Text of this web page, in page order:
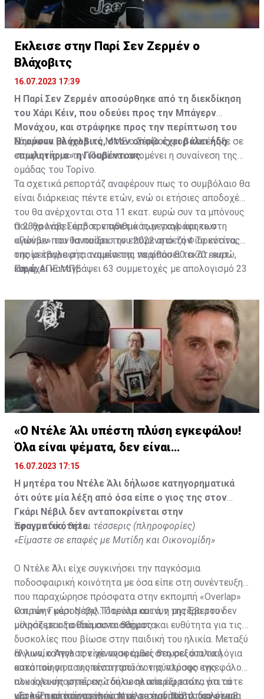
Έκλεισε στην Παρί Σεν Ζερμέν ο
Βλάχοβιτς
16.07.2023 17:39
Η Παρί Σεν Ζερμέν αποσύρθηκε από τη διεκδίκηση
του Χάρι Κέιν, που οδεύει προς την Μπάγερν
Μονάχου, και στράφηκε προς την περίπτωση του
Ντούσαν Βλάχοβιτς, στον οποίο έχει βάλει ήδη
«πωλητήριο» η Γιουβέντους.
Σύμφωνα με γαλλικά ΜΜΕ ο Σέρβος φορ κατέληξε σε
συμφωνία με την Παρί και απομένει η συναίνεση της
ομάδας του Τορίνο.
Τα σχετικά ρεπορτάζ αναφέρουν πως το συμβόλαιο θα
είναι διάρκειας πέντε ετών, ενώ οι ετήσιες αποδοχές
του θα ανέρχονται στα 11 εκατ. ευρώ συν τα μπόνους
που θα λάβει από τον αριθμό των γκολ και των
αγώνων που θα παίξει την επόμενη σεζόν. Το κόστος
της μεταγραφής αναμένεται να φθάσει τα 70 εκατ.
ευρώ.
Ο 23χρονος Σέρβος επιθετικός μεταγράφηκε στη
«Γιούβε» τον Ιανουάριο του 2022 από τη Φιορεντίνα, η
οποία έβαλε στα ταμεία της περίπου 80 εκατ. ευρώ,
και έχει καταγράψει 63 συμμετοχές με απολογισμό 23
Πηγή: ΑΠΕ ΜΠΕ
«Ο Ντέλε Άλι υπέστη πλύση εγκεφάλου!
Όλα είναι ψέματα, δεν είναι
υιοθετημένος»
16.07.2023 17:15
Η μητέρα του Ντέλε Άλι δήλωσε κατηγορηματικά
ότι ούτε μία λέξη από όσα είπε ο γιος της στον
Γκάρι Νέβιλ δεν ανταποκρίνεται στην
πραγματικότητα.
Έφυγαν δύο, θέλει τέσσερις (πληροφορίες)
«Είμαστε σε επαφές με Μυτίδη και Οικονομίδη»
Ο Ντέλε Άλι είχε συγκινήσει την παγκόσμια
ποδοσφαιρική κοινότητα με όσα είπε στη συνέντευξη
που παραχώρησε πρόσφατα στην εκπομπή «Overlap»
και τον Γκάρι Νέβιλ. Παρόλα αυτά, η μητέρα του δεν
μοιράζεται τα ίδια συναισθήματα.
Ο πρώην μέσος της Τότεναμ και νυν της Έβερτον
μίλησε με αξιοθαύμαστο θάρρος και ευθύτητα για τις
δυσκολίες που βίωσε στην παιδική του ηλικία. Μεταξύ
άλλων, ο Άγγλος είχε αναφερθεί στη σεξουαλική
κακοποίηση που υπέστη από τον σύντροφο της
αλκοολικής μητέρας του σε ηλικία έξι ετών, για τα
ναρκωτικά που πουλούσε με το ποδήλατό του στα 8
Η γυναίκα που τον γέννησε όμως θεωρεί ότι τα λόγια
αυτά του γιου της είναι προϊόν της πλύσης εγκεφάλου
που έχει υποστεί, ενώ δήλωσε απερίφραστα ότι ούτε
μία λέξη από όσα είπε ο Ντέλε στον Νέβιλ δεν είναι
«Στα 7 του χρόνια γράφτηκε σε ένα από τα καλύτερα